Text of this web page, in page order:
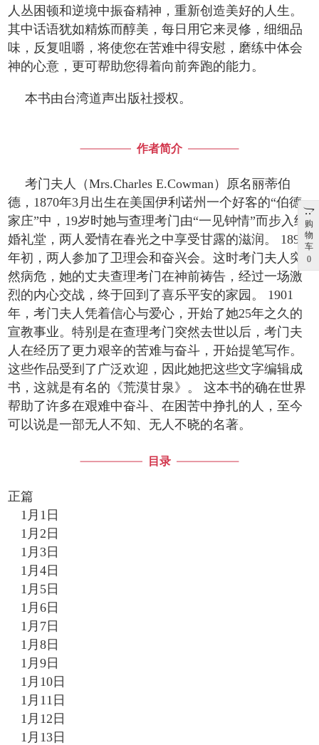
人丛困顿和逆境中振奋精神，重新创造美好的人生。
其中话语犹如精炼而醇美，每日用它来灵修，细细品
味，反复咀嚼，将使您在苦难中得安慰，磨练中体会
神的心意，更可帮助您得着向前奔跑的能力。
本书由台湾道声出版社授权。
作者简介
考门夫人（Mrs.Charles E.Cowman）原名丽蒂伯
德，1870年3月出生在美国伊利诺州一个好客的“伯德
家庄”中，19岁时她与查理考门由“一见钟情”而步入结
婚礼堂，两人爱情在春光之中享受甘露的滋润。 1894
年初，两人参加了卫理会和奋兴会。这时考门夫人突
然病危，她的丈夫查理考门在神前祷告，经过一场激
烈的内心交战，终于回到了喜乐平安的家园。 1901
年，考门夫人凭着信心与爱心，开始了她25年之久的
宣教事业。特别是在查理考门突然去世以后，考门夫
人在经历了更力艰辛的苦难与奋斗，开始提笔写作。
这些作品受到了广泛欢迎，因此她把这些文字编辑成
书，这就是有名的《荒漠甘泉》。 这本书的确在世界
帮助了许多在艰难中奋斗、在困苦中挣扎的人，至今
可以说是一部无人不知、无人不晓的名著。
目录
正篇
1月1日
1月2日
1月3日
1月4日
1月5日
1月6日
1月7日
1月8日
1月9日
1月10日
1月11日
1月12日
1月13日
购
物
车
0